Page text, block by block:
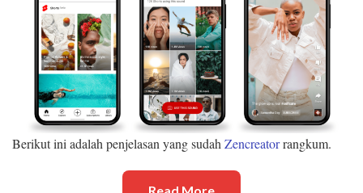
Berikut ini adalah penjelasan yang sudah Zencreatorrangkum.